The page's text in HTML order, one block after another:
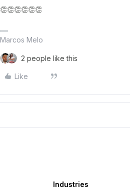
👏👏👏👏👏👏
Marcos Melo
2 people like this
Like
Industries